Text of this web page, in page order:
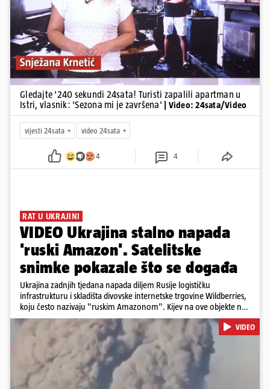
Gledajte '240 sekundi 24sata! Turisti zapalili apartman u
Istri, vlasnik: 'Sezona mi je završena'
| Video: 24sata/Video
vijesti 24sata video 24sata
4 4
RAT U UKRAJINI
VIDEO Ukrajina stalno napada
'ruski Amazon'. Satelitske
snimke pokazale što se događa
Ukrajina zadnjih tjedana napada diljem Rusije logističku
infrastrukturu i skladišta divovske internetske trgovine Wildberries,
koju često nazivaju "ruskim Amazonom". Kijev na ove objekte ne
gleda samo kao na obična trgovačka skladišta, već tvrdi da ih ruske
snage koriste i za vojne potrebe, odnosno za skladištenje i
distribuciju dijelova za dronove i druge opreme koja se koristi u
ratu. S druge strane, napadi služe i kao izravan odgovor na ruska
bombardiranja ukrajinske poštanske i logističke infrastrukture te
kao način da se ekonomske posljedice rata prenesu dublje na ruski
teritorij i približe običnim građanima.
VIDEO